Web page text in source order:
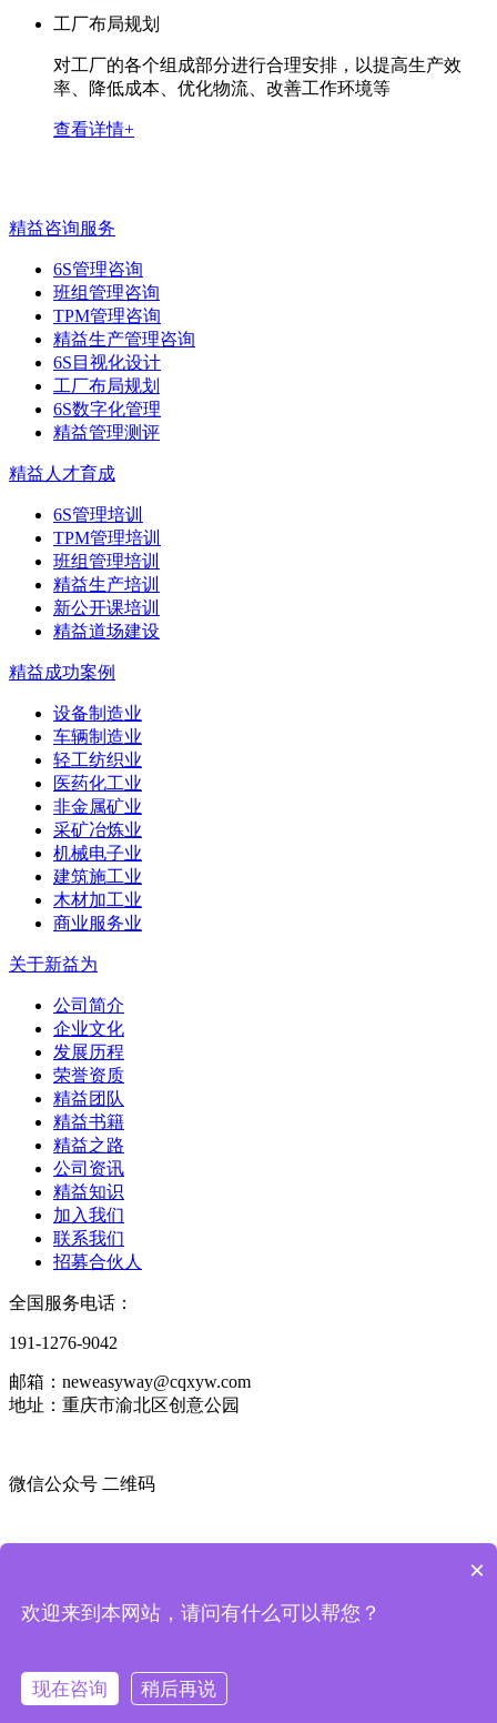
工厂布局规划
对工厂的各个组成部分进行合理安排，以提高生产效
率、降低成本、优化物流、改善工作环境等
查看详情+
精益咨询服务
6S管理咨询
班组管理咨询
TPM管理咨询
精益生产管理咨询
6S目视化设计
工厂布局规划
6S数字化管理
精益管理测评
精益人才育成
6S管理培训
TPM管理培训
班组管理培训
精益生产培训
新公开课培训
精益道场建设
精益成功案例
设备制造业
车辆制造业
轻工纺织业
医药化工业
非金属矿业
采矿冶炼业
机械电子业
建筑施工业
木材加工业
商业服务业
关于新益为
公司简介
企业文化
发展历程
荣誉资质
精益团队
精益书籍
精益之路
公司资讯
精益知识
加入我们
联系我们
招募合伙人
全国服务电话：
191-1276-9042
邮箱：neweasyway@cqxyw.com
地址：重庆市渝北区创意公园
微信公众号 二维码
版权所有：重庆新益为企业管理顾问有限公司 渝ICP备
2021006396号-3 渝公网安备 50010502003627号
OA系统登录
登录注册
×
欢迎来到本网站，请问有什么可以帮您？
现在咨询 稍后再说